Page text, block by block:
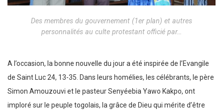
Des membres du gouvernement (1er plan) et autres
personnalités au culte protestant officié par…
A l’occasion, la bonne nouvelle du jour a été inspirée de l’Evangile
de Saint Luc 24, 13-35. Dans leurs homélies, les célébrants, le père
Simon Amouzouvi et le pasteur Senyéebia Yawo Kakpo, ont
imploré sur le peuple togolais, la grâce de Dieu qui mérite d’être